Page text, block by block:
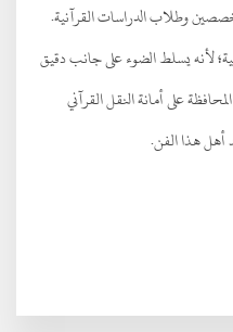
وطلاب الدراسات القرآنية.
لأنه يسلط الضوء على جانب دقيق
على أمانة النقل القرآني
أهل هذا الفن.